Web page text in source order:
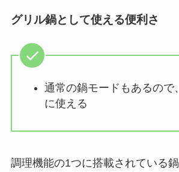
グリル鍋として使える便利さ
通常の鍋モードもあるので
に使える
調理機能の1つに搭載されている